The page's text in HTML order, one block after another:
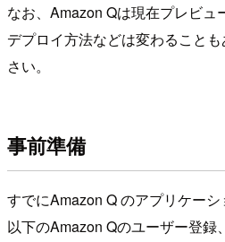
なお、Amazon Qは現在プレビュ
デプロイ方法などは変わること
さい。
事前準備
すでにAmazon Q のアプリケー
以下のAmazon Qのユーザー登録